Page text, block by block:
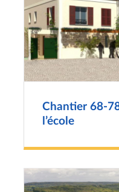
Chantier 68-
l’école